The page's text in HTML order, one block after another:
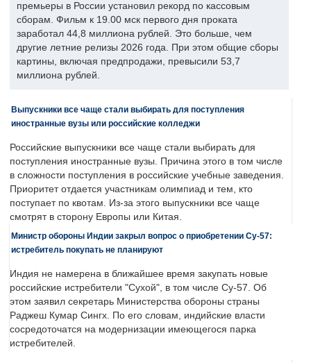
премьеры в России установил рекорд по кассовым
сборам. Фильм к 19.00 мск первого дня проката
заработал 44,8 миллиона рублей. Это больше, чем
другие летние релизы 2026 года. При этом общие сборы
картины, включая предпродажи, превысили 53,7
миллиона рублей.
Выпускники все чаще стали выбирать для поступления
иностранные вузы или российские колледжи
Российские выпускники все чаще стали выбирать для
поступления иностранные вузы. Причина этого в том числе
в сложности поступления в российские учебные заведения.
Приоритет отдается участникам олимпиад и тем, кто
поступает по квотам. Из-за этого выпускники все чаще
смотрят в сторону Европы или Китая.
Министр обороны Индии закрыл вопрос о приобретении Су-57:
истребитель покупать не планируют
Индия не намерена в ближайшее время закупать новые
российские истребители "Сухой", в том числе Су-57. Об
этом заявил секретарь Министерства обороны страны
Раджеш Кумар Сингх. По его словам, индийские власти
сосредоточатся на модернизации имеющегося парка
истребителей.